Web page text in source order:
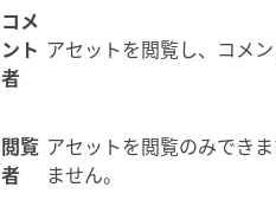
コメ
ント
者
アセットを閲覧し、コメ
閲覧
者
アセットを閲覧のみでき
ません。